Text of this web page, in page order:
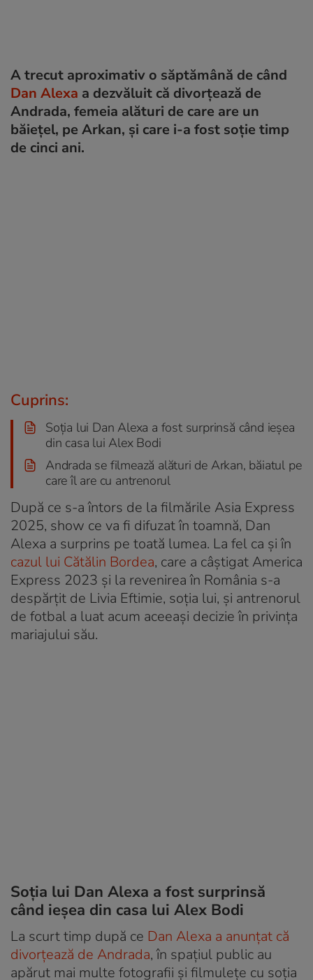
A trecut aproximativ o săptămână de când
Dan Alexa a dezvăluit că divorțează de
Andrada, femeia alături de care are un
băiețel, pe Arkan, și care i-a fost soție timp
de cinci ani.
Cuprins:
Soția lui Dan Alexa a fost surprinsă când ieșea
din casa lui Alex Bodi
Andrada se filmează alături de Arkan, băiatul pe
care îl are cu antrenorul
După ce s-a întors de la filmările Asia Express
2025, show ce va fi difuzat în toamnă, Dan
Alexa a surprins pe toată lumea. La fel ca și în
cazul lui Cătălin Bordea, care a câștigat America
Express 2023 și la revenirea în România s-a
despărțit de Livia Eftimie, soția lui, și antrenorul
de fotbal a luat acum aceeași decizie în privința
mariajului său.
Soția lui Dan Alexa a fost surprinsă
când ieșea din casa lui Alex Bodi
La scurt timp după ce Dan Alexa a anunțat că
divorțează de Andrada, în spațiul public au
apărut mai multe fotografii și filmulețe cu soția